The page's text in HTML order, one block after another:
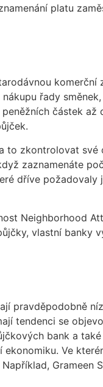
platu
komerční
řady
částek až
to zkontrolovat své
zaznamenáte
dříve požadovaly
Neighborhood
vlastní banky
pravděpodobně
tendenci se
bank a
Ve
Grameen